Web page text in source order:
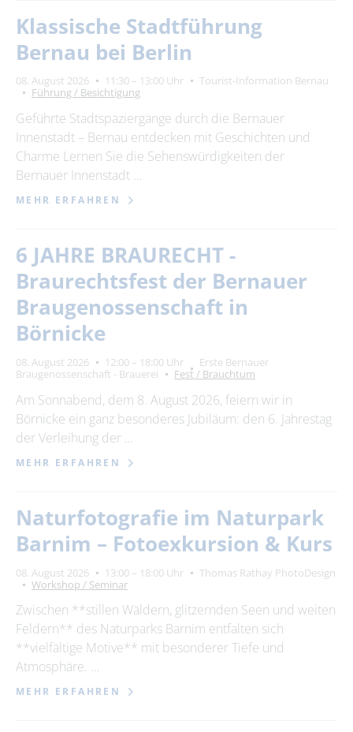
Klassische Stadtführung
Bernau bei Berlin
08. August 2026 11:30 – 13:00 Uhr
Tourist-Information Bernau
Führung / Besichtigung
Geführte Stadtspaziergänge durch die Bernauer
Innenstadt – Bernau entdecken mit Geschichten und
Charme Lernen Sie die Sehenswürdigkeiten der
Bernauer Innenstadt …
MEHR ERFAHREN
6 JAHRE BRAURECHT -
Braurechtsfest der Bernauer
Braugenossenschaft in
Börnicke
08. August 2026 12:00 – 18:00 Uhr
Erste Bernauer
Braugenossenschaft - Brauerei
Fest / Brauchtum
Am Sonnabend, dem 8. August 2026, feiern wir in
Börnicke ein ganz besonderes Jubiläum: den 6. Jahrestag
der Verleihung der …
MEHR ERFAHREN
Naturfotografie im Naturpark
Barnim – Fotoexkursion & Kurs
08. August 2026 13:00 – 18:00 Uhr
Thomas Rathay PhotoDesign
Workshop / Seminar
Zwischen **stillen Wäldern, glitzernden Seen und weiten
Feldern** des Naturparks Barnim entfalten sich
**vielfältige Motive** mit besonderer Tiefe und
Atmosphäre. …
MEHR ERFAHREN